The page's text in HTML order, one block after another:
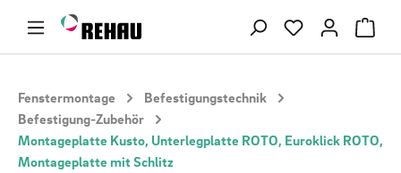
Zum Hauptinhalt springen Du hast 0
Fenstermontage
Befestigungstechnik
Befestigung-Zubehör
Montageplatte Kusto, Unterlegplatte ROTO, Euroklick ROTO,
Montageplatte mit Schlitz